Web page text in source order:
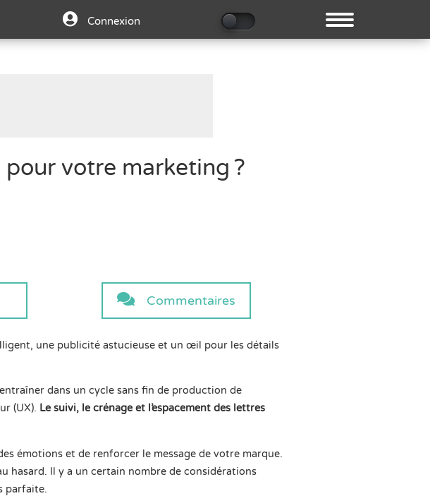
Connexion
votre marketing ?
Commentaires
une publicité astucieuse et un œil pour les détails
dans un cycle sans fin de production de
(UX). Le suivi, le crénage et l’espacement des lettres
émotions et de renforcer le message de votre marque.
hasard. Il y a un certain nombre de considérations
parfaite.